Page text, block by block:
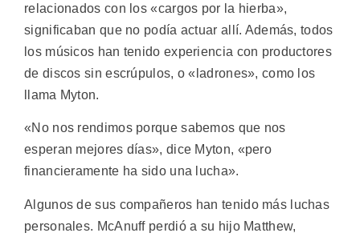
relacionados con los «cargos por la hierba»,
significaban que no podía actuar allí. Además, todos
los músicos han tenido experiencia con productores
de discos sin escrúpulos, o «ladrones», como los
llama Myton.
«No nos rendimos porque sabemos que nos
esperan mejores días», dice Myton, «pero
financieramente ha sido una lucha».
Algunos de sus compañeros han tenido más luchas
personales. McAnuff perdió a su hijo Matthew,